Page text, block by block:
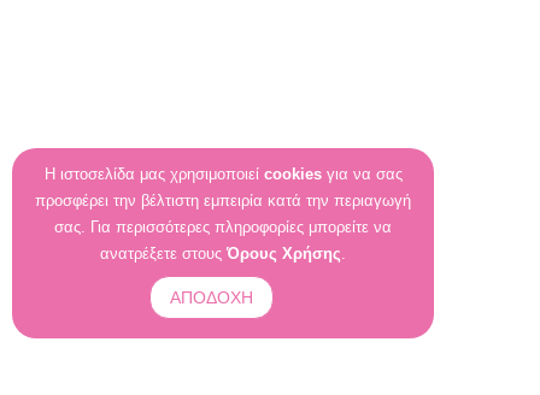
Η ιστοσελίδα μας χρησιμοποιεί cookiesγια να σας
προσφέρει την βέλτιστη εμπειρία κατά την περιαγωγή
σας. Για περισσότερες πληροφορίες μπορείτε να
ανατρέξετε στους Όρους Χρήσης.
ΑΠΟΔΟΧΗ